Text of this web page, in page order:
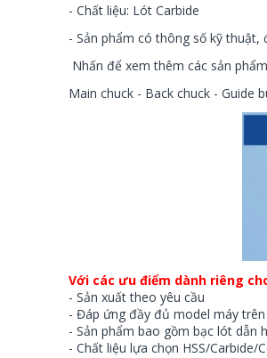
- Chất liệu: Lót Carbide
- Sản phẩm có thông số kỹ thuật,
Nhấn để xem thêm các sản phẩm
Main chuck - Back chuck - Guide
Với các ưu điểm dành riêng
- Sản xuất theo yêu cầu
- Đáp ứng đầy đủ model máy
- Sản phẩm bao gồm bạc lót dẫn
- Chất liệu lựa chọn HSS/Carbide/